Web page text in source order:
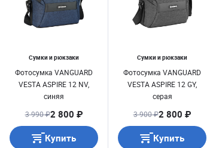
Сумки и рюкзаки
Фотосумка VANGUARD
VESTA ASPIRE 12 NV,
синяя
3 990 ₽2 800 ₽
Купить
Сумки и рюкзаки
Фотосумка VANGUARD
VESTA ASPIRE 12 GY,
серая
3 900 ₽2 800 ₽
Купить